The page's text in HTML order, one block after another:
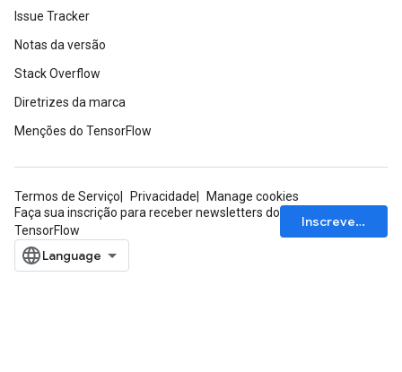
Issue Tracker
Notas da versão
Stack Overflow
Diretrizes da marca
Menções do TensorFlow
Termos de Serviço Privacidade
Manage cookies
Faça sua inscrição para receber newsletters do
TensorFlow
Inscrever-se